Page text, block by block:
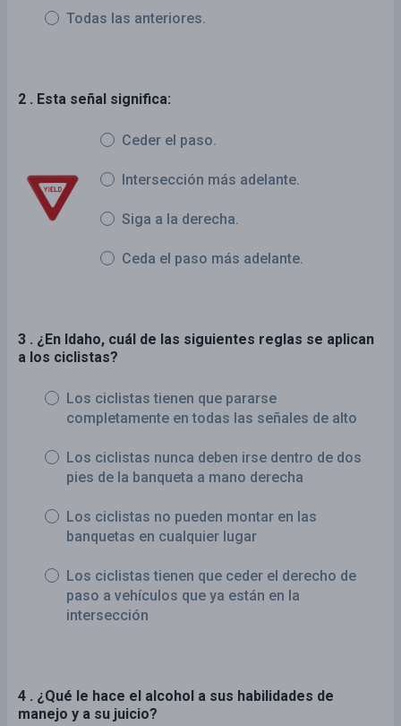
Todas las anteriores.
2 . Esta señal significa:
Ceder el paso.
Intersección más adelante.
Siga a la derecha.
Ceda el paso más adelante.
3 . ¿En Idaho, cuál de las siguientes reglas se aplican
a los ciclistas?
Los ciclistas tienen que pararse
completamente en todas las señales de alto
Los ciclistas nunca deben irse dentro de dos
pies de la banqueta a mano derecha
Los ciclistas no pueden montar en las
banquetas en cualquier lugar
Los ciclistas tienen que ceder el derecho de
paso a vehículos que ya están en la
intersección
4 . ¿Qué le hace el alcohol a sus habilidades de
manejo y a su juicio?